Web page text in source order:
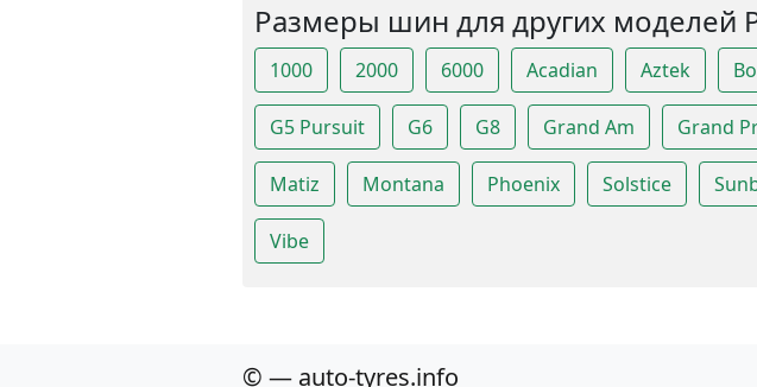
Размеры шин для других моделей
1000 2000 6000 Acadian Aztek
G5 Pursuit G6 G8 Grand Am Grand
Matiz Montana Phoenix Solstice
Vibe
© — auto-tyres.info